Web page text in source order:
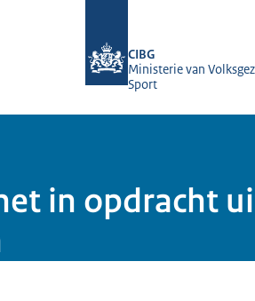
CIBG
Ministerie van
Sport
in opdracht